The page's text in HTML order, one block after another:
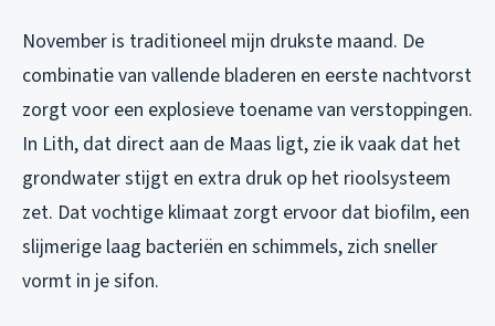
November is traditioneel mijn drukste maand. De
combinatie van vallende bladeren en eerste nachtvorst
zorgt voor een explosieve toename van verstoppingen.
In Lith, dat direct aan de Maas ligt, zie ik vaak dat het
grondwater stijgt en extra druk op het rioolsysteem
zet. Dat vochtige klimaat zorgt ervoor dat biofilm, een
slijmerige laag bacteriën en schimmels, zich sneller
vormt in je sifon.